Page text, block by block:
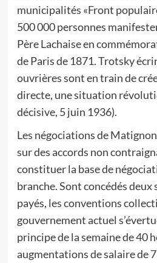
municipalités «Front
500 000 personnes
Père Lachaise en
de Paris de 1871. Trotsky
ouvrières sont en train de
directe, une situation
décisive, 5 juin 1936).
Les négociations de
sur des accords non
constituer la base de
branche. Sont concédés deux
payés, les conventions
gouvernement actuel
principe de la semaine de 40
augmentations de salaire de